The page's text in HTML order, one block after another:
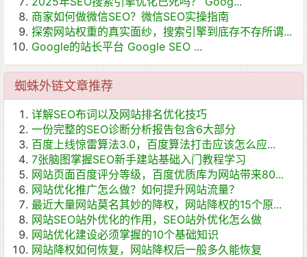
商家如何做微信SEO？微信SEO实操指南
探索网站权重的真实面纱，搜索引擎到底存不存所谓...
Google的站长平台 Google SEO ...
蜘蛛外链文章推荐
详解SEO布词以及网站排名优化技巧
一份完整的SEO诊断分析报告包含6大部分
百度上线惊雷算法3.0，百度算法打击应该怎么应...
7张脑图掌握SEO新手建站基础入门教程学习
网站页面百度评分等级，百度优质库为网站带来80...
网站优化推广怎么做？如何提升网站流量？
最近大量网站莫名其妙的降权，网站降权的15个原...
网站SEO站外优化的作用，SEO站外优化怎么做
网站优化建设必须掌握的10个基础知识
网站降权如何恢复，网站降权后一般多久能恢复